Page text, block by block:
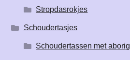
Stropdasrokjes
Schoudertasjes
Schoudertassen met